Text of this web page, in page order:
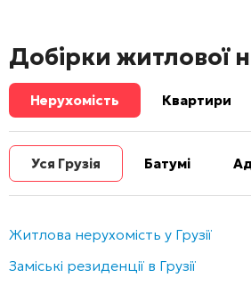
Добірки житлової
Нерухомість Квартири
Уся Грузія Батумі
Житлова нерухомість у Грузії
Заміські резиденції в Грузії